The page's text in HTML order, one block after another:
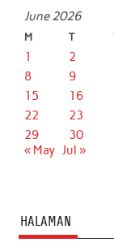
June 2026
M T
1 2
8
9
15
16
22
23
29
30
« May Jul »
HALAMAN